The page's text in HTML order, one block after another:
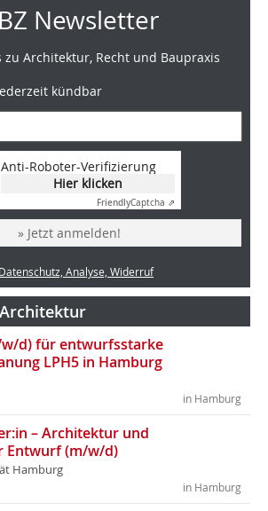
Newsletter
zu Architektur, Recht und Baupraxis
kündbar
Anti-Roboter-Verifizierung
Hier klicken
FriendlyCaptcha ⇗
» Jetzt anmelden!
Analyse, Widerruf
d) für entwurfsstarke
LPH5 in Hamburg
in Hamburg
– Architektur und
Entwurf (m/w/d)
Hamburg
in Hamburg